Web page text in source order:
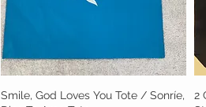
Vista rápida
Smile, God Loves You Tote / Sonríe,
2